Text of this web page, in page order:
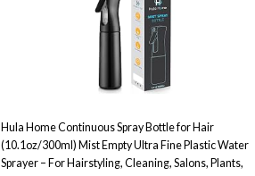
Hula Home Continuous Spray Bottle for Hair
(10.1oz/300ml) Mist Empty Ultra Fine Plastic Water
Sprayer – For Hairstyling, Cleaning, Salons, Plants,